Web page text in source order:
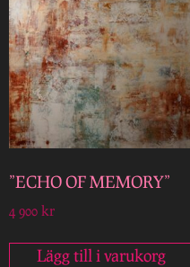
”ECHO OF MEMORY”
4 900 kr
Lägg till i varukorg